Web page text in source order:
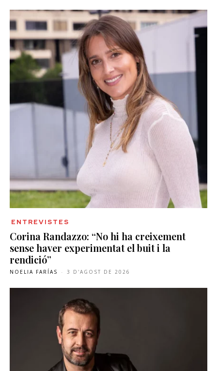
ENTREVISTES
Corina Randazzo: “No hi ha creixement
sense haver experimentat el buit i la
rendició”
NOELIA FARÍAS - 3 D'AGOST DE 2026